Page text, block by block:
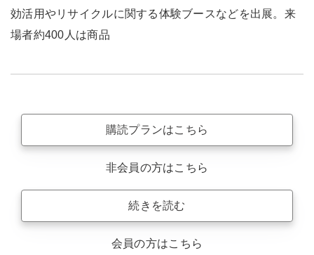
効活用やリサイクルに関する体験ブースなどを出展。来
場者約400人は商品
購読プランはこちら
非会員の方はこちら
続きを読む
会員の方はこちら